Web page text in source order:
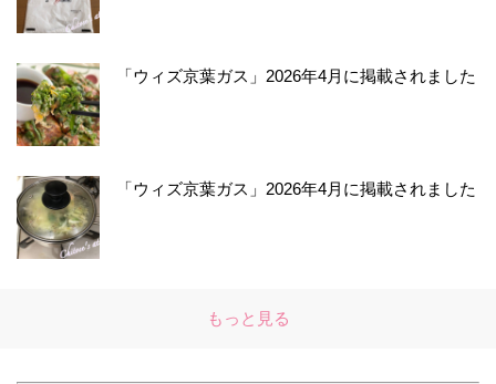
「ウィズ京葉ガス」2026年4月に掲載されました
「ウィズ京葉ガス」2026年4月に掲載されました
もっと見る